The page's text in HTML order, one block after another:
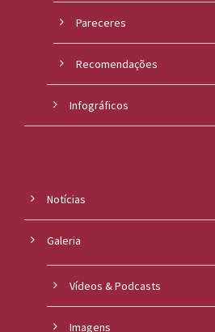
Pareceres
Recomendações
Infográficos
Notícias
Galeria
Vídeos & Podcasts
Imagens